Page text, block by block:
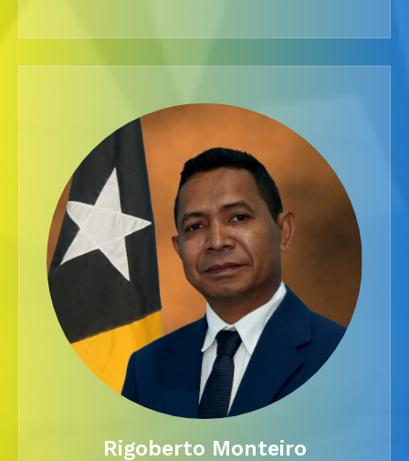
Rigoberto Monteiro